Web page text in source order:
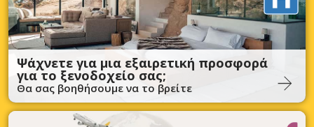
Ψάχνετε για μια εξαιρετική προσφορά
για το ξενοδοχείο σας;
Θα σας βοηθήσουμε να το βρείτε